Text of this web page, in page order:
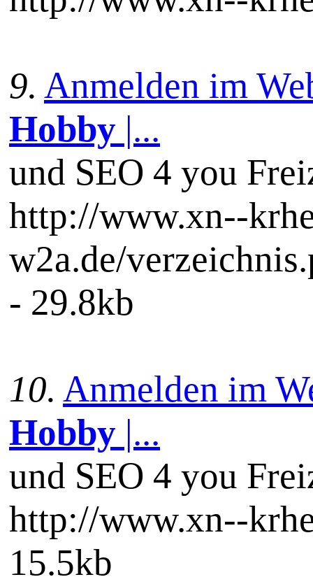
9. Anmelden im
Hobby |...
und SEO 4 you
http://www.xn--
w2a.de/
- 29.8kb
10. Anmelden im
Hobby |...
und SEO 4 you
http://www.xn--
15.5kb